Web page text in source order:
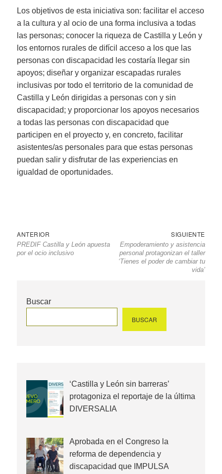
Los objetivos de esta iniciativa son: facilitar el acceso
a la cultura y al ocio de una forma inclusiva a todas
las personas; conocer la riqueza de Castilla y León y
los entornos rurales de difícil acceso a los que las
personas con discapacidad les costaría llegar sin
apoyos; diseñar y organizar escapadas rurales
inclusivas por todo el territorio de la comunidad de
Castilla y León dirigidas a personas con y sin
discapacidad; y proporcionar los apoyos necesarios
a todas las personas con discapacidad que
participen en el proyecto y, en concreto, facilitar
asistentes/as personales para que estas personas
puedan salir y disfrutar de las experiencias en
igualdad de oportunidades.
Navegación
de
entradas
ANTERIOR
anterior
PREDIF Castilla y León apuesta
por el ocio inclusivo
SIGUIENTE
Empoderamiento y asistencia
personal protagonizan el taller
‘Tienes el poder de cambiar tu
vida’
Buscar
BUSCAR
‘Castilla y León sin barreras’
protagoniza el reportaje de la última
DIVERSALIA
Aprobada en el Congreso la
reforma de dependencia y
discapacidad que IMPULSA